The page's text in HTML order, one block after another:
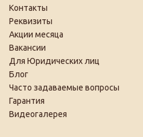
Контакты
Реквизиты
Акции месяца
Вакансии
Для Юридических лиц
Блог
Часто задаваемые вопросы
Гарантия
Видеогалерея